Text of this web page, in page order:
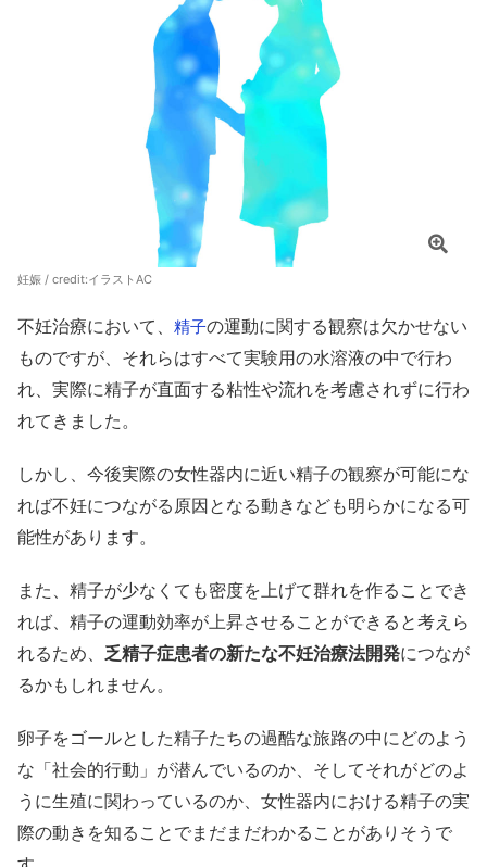
妊娠 / credit:イラストAC
不妊治療において、 精子の運動に関する観察は欠かせない
ものですが、それらはすべて実験用の水溶液の中で行わ
れ、実際に精子が直面する粘性や流れを考慮されずに行わ
れてきました。
しかし、今後実際の女性器内に近い精子の観察が可能にな
れば不妊につながる原因となる動きなども明らかになる可
能性があります。
また、精子が少なくても密度を上げて群れを作ることでき
れば、精子の運動効率が上昇させることができると考えら
れるため、 乏精子症患者の新たな不妊治療法開発につなが
るかもしれません。
卵子をゴールとした精子たちの過酷な旅路の中にどのよう
な「社会的行動」が潜んでいるのか、そしてそれがどのよ
うに生殖に関わっているのか、女性器内における精子の実
際の動きを知ることでまだまだわかることがありそうで